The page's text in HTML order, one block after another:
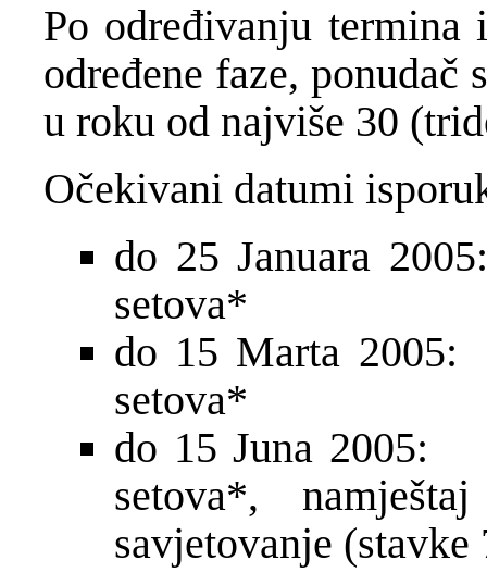
Po određivanju termina
određene faze, ponudač
u roku od najviše 30
Očekivani datumi
do 25 Januara
setova*
do 15 Marta
setova*
do 15 Juna
setova*,
savjetovanje (stavke